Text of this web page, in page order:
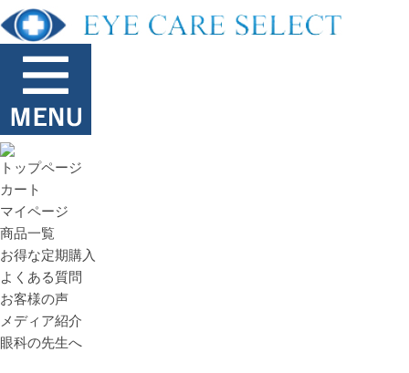
トップページ
カート
マイページ
商品一覧
お得な定期購入
よくある質問
お客様の声
メディア紹介
眼科の先生へ